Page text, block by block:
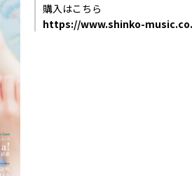
購入はこちら
https://www.shinko-